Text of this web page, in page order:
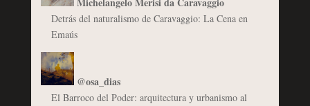
Detrás del naturalismo de Caravaggio: La Cena en
Emaús
@osa_dias
El Barroco del Poder: arquitectura y urbanismo al